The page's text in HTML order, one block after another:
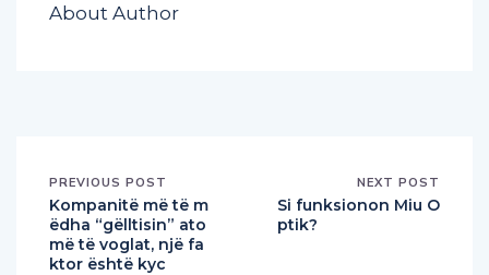
About Author
PREVIOUS POST
Kompanitë më të m
ëdha “gëlltisin” ato
më të voglat, një fa
ktor është kyc
NEXT POST
Si funksionon Miu O
ptik?